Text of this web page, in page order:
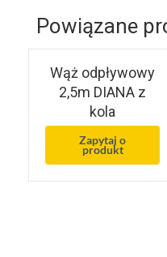
Powiązane
Wąż odpływowy
2,5m DIANA z
kola
Zapytaj o
produkt